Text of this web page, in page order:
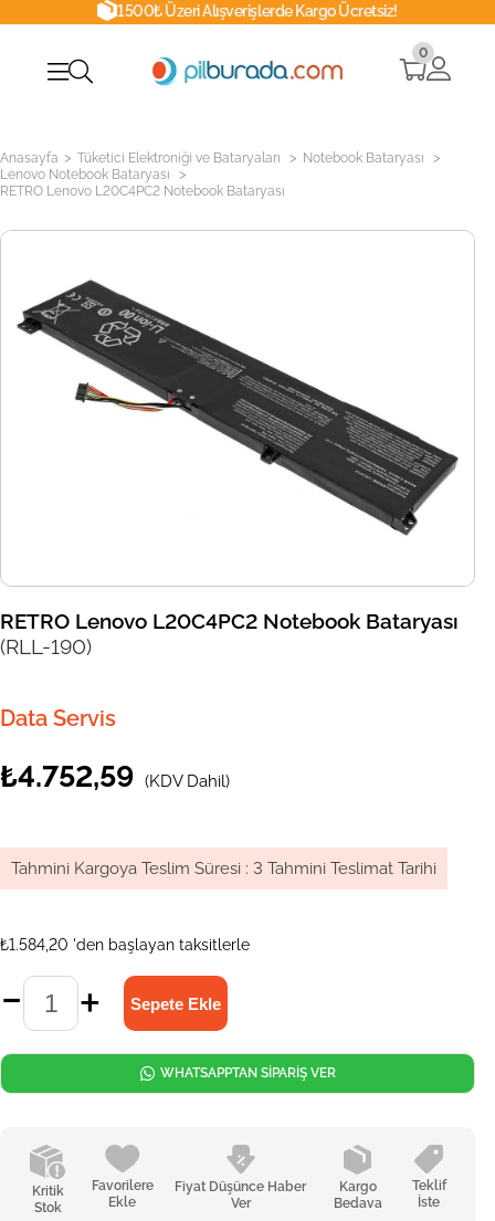
1500₺ Üzeri Alışverişlerde Kargo Ücretsiz!
0
Anasayfa > Tüketici Elektroniği ve Bataryaları > Notebook Bataryası >
Lenovo Notebook Bataryası >
RETRO Lenovo L20C4PC2 Notebook Bataryası
RETRO Lenovo L20C4PC2 Notebook Bataryası
(RLL-190)
Data Servis
₺4.752,59 (KDV Dahil)
Tahmini Kargoya Teslim Süresi : 3 Tahmini Teslimat Tarihi
₺1.584,20 'den başlayan taksitlerle
Kritik
Stok
Favorilere
Ekle
Fiyat Düşünce Haber
Ver
Kargo
Bedava
Teklif
İste
WHATSAPPTAN SİPARİŞ VER